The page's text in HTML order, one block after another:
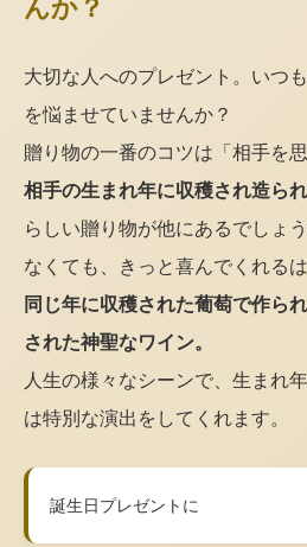
んか？
大切な人へのプレゼント。いつ
を悩ませていませんか？
贈り物の一番のコツは「相手を
相手の生まれ年に収穫され造ら
らしい贈り物が他にあるでしょ
なくても、きっと喜んでくれるは
同じ年に収穫された葡萄で作ら
された神聖なワイン。
人生の様々なシーンで、生まれ
は特別な演出をしてくれます。
誕生日プレゼントに